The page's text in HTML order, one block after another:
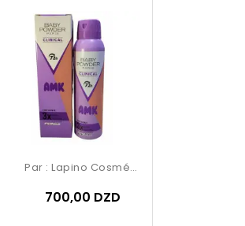
Par : Lapino Cosmétique
700,00 DZD